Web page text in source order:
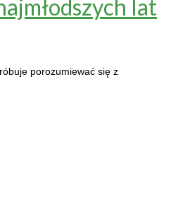
lat
porozumiewać się z